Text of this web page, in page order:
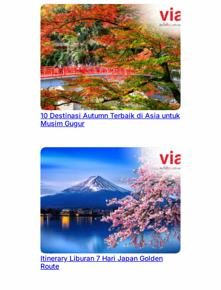
July 9, 2026
10 Destinasi Autumn Terbaik di Asia untuk
Musim Gugur
July 7, 2026
Itinerary Liburan 7 Hari Japan Golden
Route